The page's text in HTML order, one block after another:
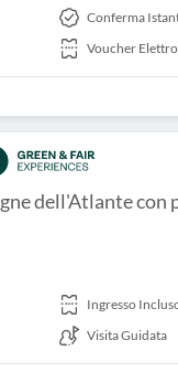
Conferma
Voucher
dell'Atlante con
Ingresso
Visita Guidata